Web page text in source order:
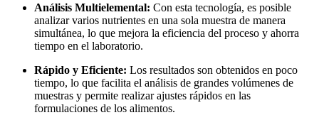
Análisis Multielemental: Con esta tecnología, es posible
analizar varios nutrientes en una sola muestra de manera
simultánea, lo que mejora la eficiencia del proceso y ahorra
tiempo en el laboratorio.
Rápido y Eficiente: Los resultados son obtenidos en poco
tiempo, lo que facilita el análisis de grandes volúmenes de
muestras y permite realizar ajustes rápidos en las
formulaciones de los alimentos.